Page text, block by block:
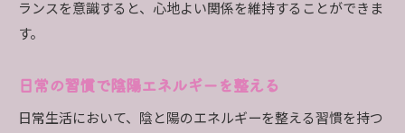
ランスを意識すると、心地よい関係を維持することができま
す。
日常の習慣で陰陽エネルギーを整える
日常生活において、陰と陽のエネルギーを整える習慣を持つ